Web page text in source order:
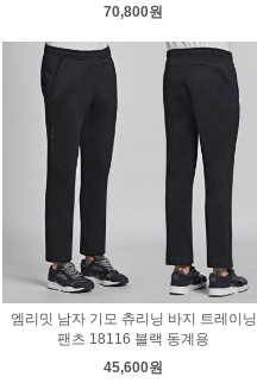
70,800원
엠리밋 남자 기모 츄리닝 바지 트레이닝
팬츠 18116 블랙 동계용
45,600원